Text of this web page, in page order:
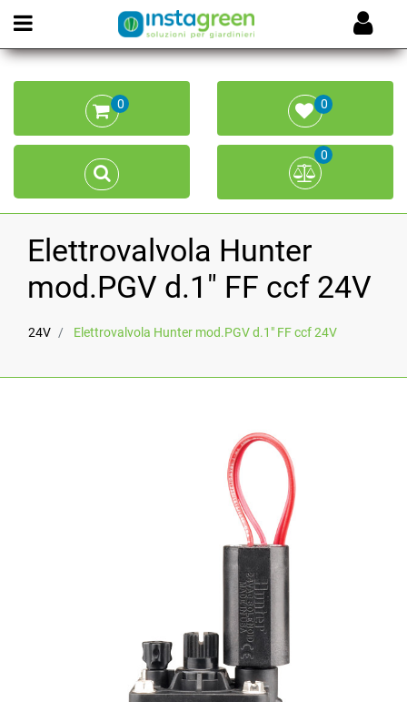
Open menu
0 0
0
Elettrovalvola Hunter
mod.PGV d.1" FF ccf 24V
24V Elettrovalvola Hunter mod.PGV d.1" FF ccf 24V